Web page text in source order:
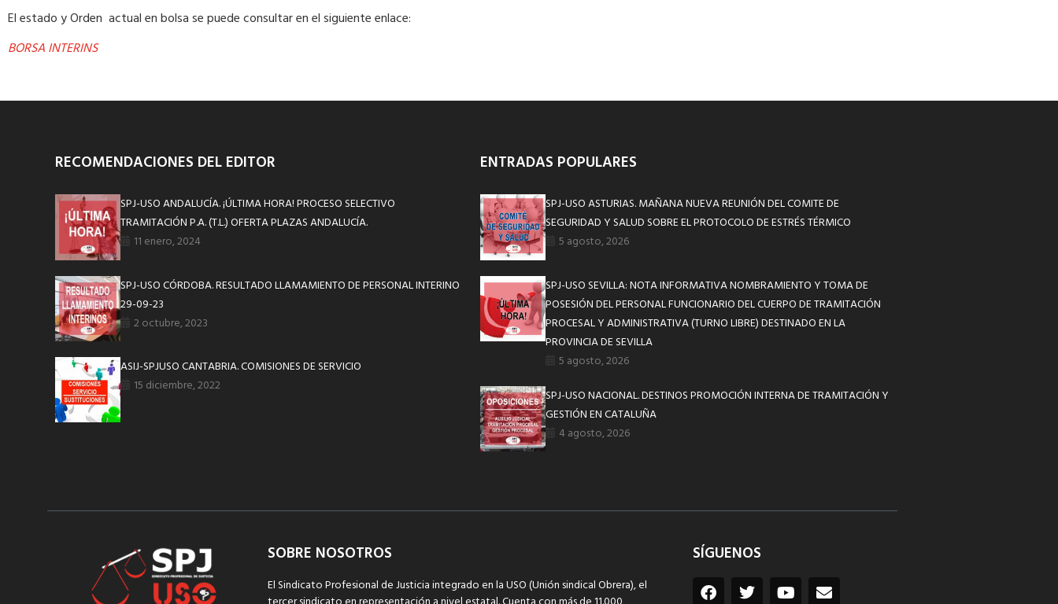
El estado y Orden actual en bolsa se puede consultar en el siguiente enlace:
BORSA INTERINS
RECOMENDACIONES DEL EDITOR
SPJ-USO ANDALUCÍA. ¡ÚLTIMA HORA! PROCESO SELECTIVO
TRAMITACIÓN P.A. (T.L.) OFERTA PLAZAS ANDALUCÍA.
11 enero, 2024
SPJ-USO CÓRDOBA. RESULTADO LLAMAMIENTO DE PERSONAL INTERINO
29-09-23
2 octubre, 2023
ASIJ-SPJUSO CANTABRIA. COMISIONES DE SERVICIO
15 diciembre, 2022
ENTRADAS POPULARES
SPJ-USO ASTURIAS. MAÑANA NUEVA REUNIÓN DEL COMITE DE
SEGURIDAD Y SALUD SOBRE EL PROTOCOLO DE ESTRÉS TÉRMICO
5 agosto, 2026
SPJ-USO SEVILLA: NOTA INFORMATIVA NOMBRAMIENTO Y TOMA DE
POSESIÓN DEL PERSONAL FUNCIONARIO DEL CUERPO DE TRAMITACIÓN
PROCESAL Y ADMINISTRATIVA (TURNO LIBRE) DESTINADO EN LA
PROVINCIA DE SEVILLA
5 agosto, 2026
SPJ-USO NACIONAL. DESTINOS PROMOCIÓN INTERNA DE TRAMITACIÓN Y
GESTIÓN EN CATALUÑA
4 agosto, 2026
SOBRE NOSOTROS
El Sindicato Profesional de Justicia integrado en la USO (Unión sindical Obrera), el
SÍGUENOS